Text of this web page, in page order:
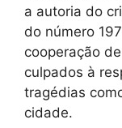
a autoria do
do número
cooperação
culpados à
tragédias
cidade.